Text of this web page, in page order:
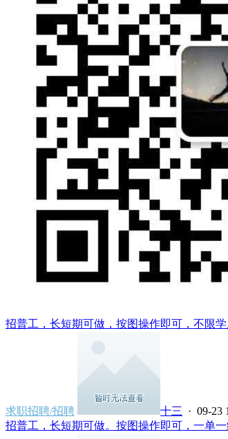
招普工，长短期可做，按图操作即可，不限
求职招聘/招聘 十三 · 09-23
招普工，长短期可做。按图操作即可，一单